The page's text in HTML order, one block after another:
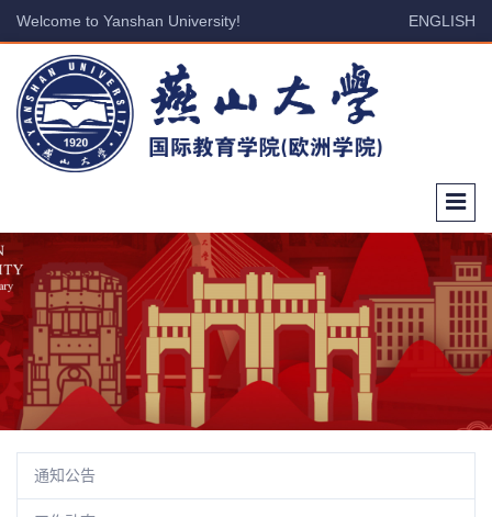
Welcome to Yanshan University! ENGLISH
通知公告